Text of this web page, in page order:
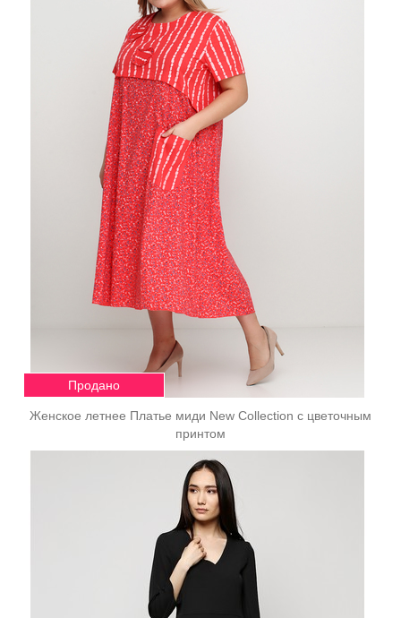
Женское летнее Платье миди New Collection с цветочным
принтом
Продано